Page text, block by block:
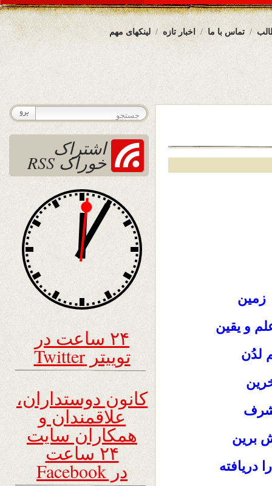
لینکهای مهم اخبار تازه تماس با ما
زمین
و یقین
لدُن
شرف
برین
اشتراک
خوراک RSS
۲۴ ساعت در
توییتر Twitter
کانون دوستداران،
علاقمندان و
همکاران سایت
۲۴ ساعت
در Facebook